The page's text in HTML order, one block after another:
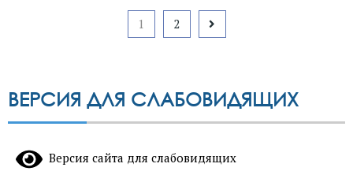
1 2
ВЕРСИЯ ДЛЯ СЛАБОВИДЯЩИХ
Версия сайта для слабовидящих